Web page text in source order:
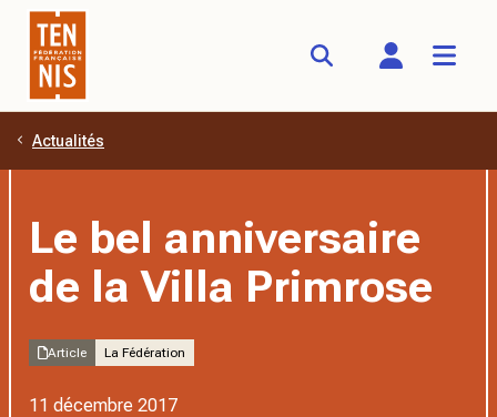
Aller au contenu principal
Actualités
Le bel anniversaire
de la Villa Primrose
Article La Fédération
11 décembre 2017